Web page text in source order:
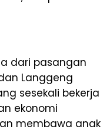
dari pasangan
Langgeng
sesekali bekerja
ekonomi
membawa anak